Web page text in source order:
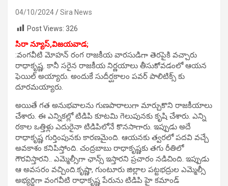
04/10/2024
Sira News
Post Views: 326
సిరా న్యూస్,విజయవాడ;
:వంగవీటి మోహన్ రంగ రాజకీయ వారసుడిగా తెరపైకి వచ్చారు
రాధాకృష్ణ. కానీ సరైన రాజకీయ నిర్ణయాలు తీసుకోవడంలో ఆయన
ఫెయిల్ అయ్యారు. అందుకే సుదీర్ఘకాలం పవర్ పాలిటిక్స్ కు
దూరమయ్యారు.
అయితే గత అనుభవాలను గుణపాఠాలుగా మార్చుకొని రాజకీయాలు
చేశారు. ఈ ఎన్నికల్లో టిడిపి కూటమి గెలుపునకు కృషి చేశారు. ఎన్ని
రకాల ఒత్తిళ్లు ఎదురైనా టిడిపిలోనే కొనసాగారు. ఇప్పుడు అదే
రాధాకృష్ణ గుర్తింపునకు కారణమైంది. ఆయనకు త్వరలో పదవి వచ్చే
అవకాశం కనిపిస్తోంది. చంద్రబాబు రాధాకృష్ణకు తగు రీతిలో
గౌరవిస్తారని.. ఎమ్మెల్సీగా ఛాన్స్ ఇస్తారని ప్రచారం నడిచింది. ఇప్పుడు
ఆ అవసరం వచ్చింది.కృష్ణా, గుంటూరు జిల్లాల పట్టభద్రుల ఎమ్మెల్సీ
అభ్యర్థిగా వంగవీటి రాధాకృష్ణ పేరును టిడిపి హై కమాండ్